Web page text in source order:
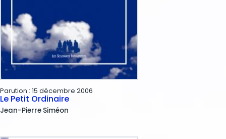
Parution : 15 décembre 2006
Le Petit Ordinaire
Jean-Pierre Siméon